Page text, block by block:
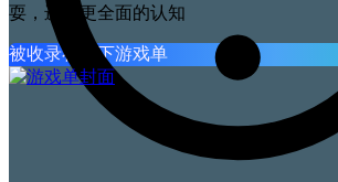
耍，进行更全面的认知
被收录在以下游戏单